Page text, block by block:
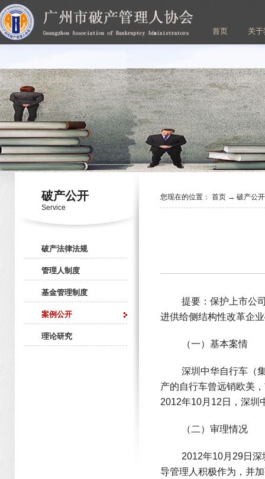
首页 关
破产公开
Service
破产法律法规
管理人制度
基金管理制度
案例公开
理论研究
您现在的位置： 首页 → 破产公开
提要：保护上市公
进供给侧结构性改革企
（一）基本案情
深圳中华自行车（
产的自行车曾远销欧美
2012年10月12日，深圳
（二）审理情况
2012年10月29日
导管理人积极作为，并